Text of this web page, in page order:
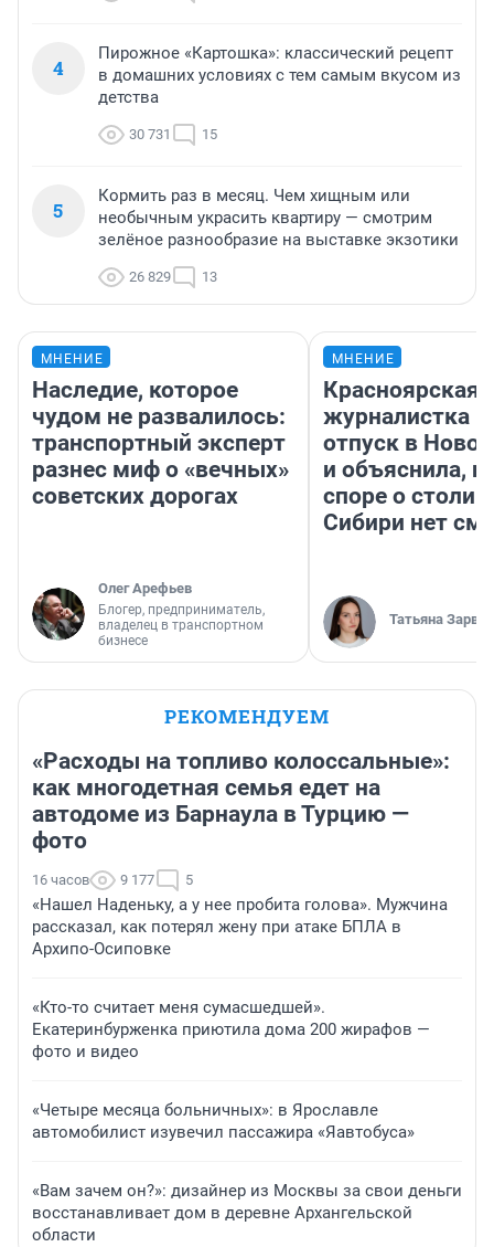
4
Пирожное «Картошка»: классический рецепт
в домашних условиях с тем самым вкусом из
детства
30 731 15
5
Кормить раз в месяц. Чем хищным или
необычным украсить квартиру — смотрим
зелёное разнообразие на выставке экзотики
26 829 13
МНЕНИЕ
Наследие, которое
чудом не развалилось:
транспортный эксперт
разнес миф о «вечных»
советских дорогах
Олег Арефьев
Блогер, предприниматель,
владелец в транспортном
бизнесе
МНЕНИЕ
Красноярская
журналистка
отпуск в
и объяснила,
споре о
Сибири нет
Татьяна Зарва
РЕКОМЕНДУЕМ
«Расходы на топливо колоссальные»:
как многодетная семья едет на
автодоме из Барнаула в Турцию —
фото
16 часов 9 177 5
«Нашел Наденьку, а у нее пробита голова». Мужчина
рассказал, как потерял жену при атаке БПЛА в
Архипо-Осиповке
«Кто-то считает меня сумасшедшей».
Екатеринбурженка приютила дома 200 жирафов —
фото и видео
«Четыре месяца больничных»: в Ярославле
автомобилист изувечил пассажира «Яавтобуса»
«Вам зачем он?»: дизайнер из Москвы за свои деньги
восстанавливает дом в деревне Архангельской
области